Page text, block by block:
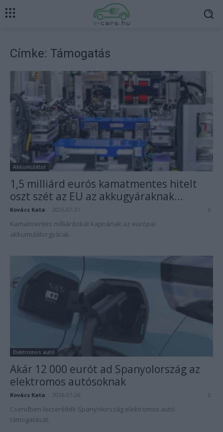
Címke: Támogatás
Akkumulátor
1,5 milliárd eurós kamatmentes hitelt
oszt szét az EU az akkugyáraknak...
Kovács Kata 2026-07-31 0
Kamatmentes milliárdokat kapnának az európai
akkumulátorgyárak.
Elektromos autó
Akár 12 000 eurót ad Spanyolország az
elektromos autósoknak
Kovács Kata 2026-07-26 0
Csendben lecserélték Spanyolország elektromos autó-
támogatását.